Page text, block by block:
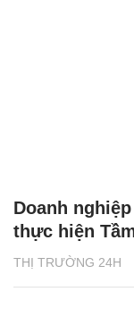
THỊ TRƯỜNG 24H
Doanh
thực hiện